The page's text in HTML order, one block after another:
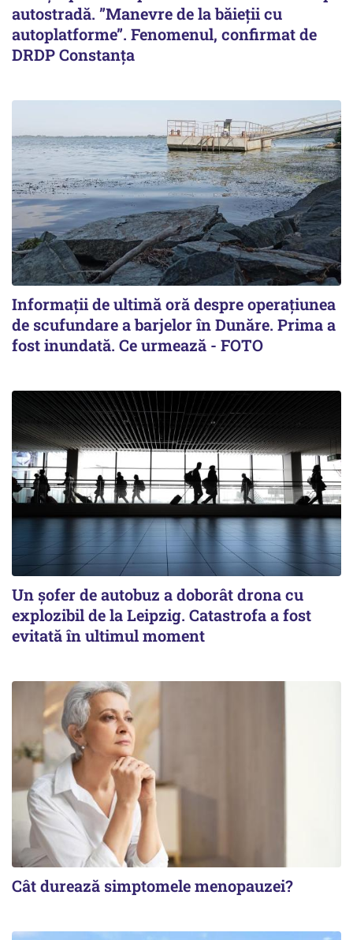
autostradă. ”Manevre de la băieții cu
autoplatforme”. Fenomenul, confirmat de
DRDP Constanța
Informații de ultimă oră despre operațiunea
de scufundare a barjelor în Dunăre. Prima a
fost inundată. Ce urmează - FOTO
Un șofer de autobuz a doborât drona cu
explozibil de la Leipzig. Catastrofa a fost
evitată în ultimul moment
Cât durează simptomele menopauzei?